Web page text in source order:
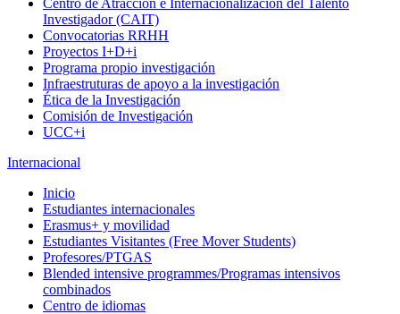
Centro de Atracción e Internacionalización del Talento
Investigador (CAIT)
Convocatorias RRHH
Proyectos I+D+i
Programa propio investigación
Infraestruturas de apoyo a la investigación
Ética de la Investigación
Comisión de Investigación
UCC+i
Internacional
Inicio
Estudiantes internacionales
Erasmus+ y movilidad
Estudiantes Visitantes (Free Mover Students)
Profesores/PTGAS
Blended intensive programmes/Programas intensivos
combinados
Centro de idiomas